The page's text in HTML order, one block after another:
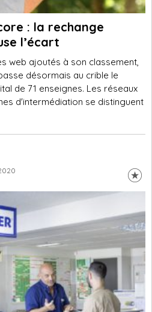
: la rechange
l’écart
web ajoutés à son classement,
désormais au crible le
de 71 enseignes. Les réseaux
d'intermédiation se distinguent